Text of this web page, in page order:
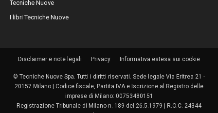
Tecniche Nuove
I libri Tecniche Nuove
Disclaimer e note legali Privacy Informativa estesa sui cookie
© Tecniche Nuove Spa. Tutti i diritti riservati. Sede legale Via Eritrea 21 -
20157 Milano | Codice fiscale, Partita IVA e Iscrizione al Registro delle
imprese di Milano: 00753480151
Registrazione Tribunale di Milano n. 189 del 26.5.1979 | R.O.C. 24344